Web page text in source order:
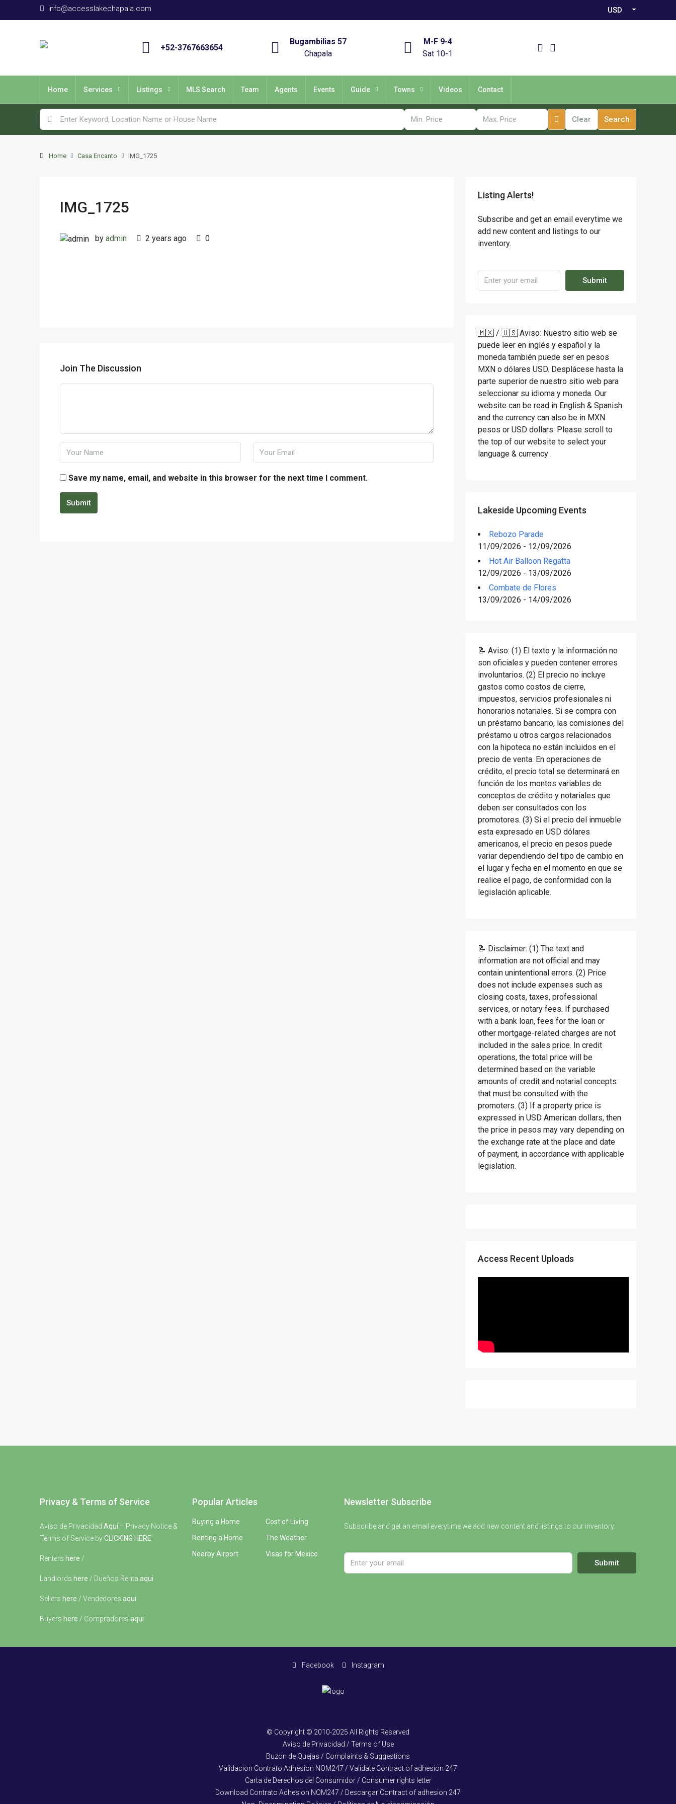
info@accesslakechapala.com USD
+52-3767663654
Bugambilias 57
Chapala
M-F 9-4
Sat 10-1
Home Services Listings MLS Search Team Agents Events Guide Towns Videos Contact
Clear Search
Home Casa Encanto IMG_1725
IMG_1725
by admin 2 years ago 0
Join The Discussion
Save my name, email, and website in this browser for the next time I comment.
Submit
Listing Alerts!
Subscribe and get an email everytime we
add new content and listings to our
inventory.
Submit
🇲🇽 / 🇺🇸 Aviso: Nuestro sitio web se
puede leer en inglés y español y la
moneda también puede ser en pesos
MXN o dólares USD. Desplácese hasta la
parte superior de nuestro sitio web para
seleccionar su idioma y moneda. Our
website can be read in English & Spanish
and the currency can also be in MXN
pesos or USD dollars. Please scroll to
the top of our website to select your
language & currency .
Lakeside Upcoming Events
Rebozo Parade
11/09/2026 - 12/09/2026
Hot Air Balloon Regatta
12/09/2026 - 13/09/2026
Combate de Flores
13/09/2026 - 14/09/2026
📝 Aviso: (1) El texto y la información no
son oficiales y pueden contener errores
involuntarios. (2) El precio no incluye
gastos como costos de cierre,
impuestos, servicios profesionales ni
honorarios notariales. Si se compra con
un préstamo bancario, las comisiones del
préstamo u otros cargos relacionados
con la hipoteca no están incluidos en el
precio de venta. En operaciones de
crédito, el precio total se determinará en
función de los montos variables de
conceptos de crédito y notariales que
deben ser consultados con los
promotores. (3) Si el precio del inmueble
esta expresado en USD dólares
americanos, el precio en pesos puede
variar dependiendo del tipo de cambio en
el lugar y fecha en el momento en que se
realice el pago, de conformidad con la
legislación aplicable.
📝 Disclaimer: (1) The text and
information are not official and may
contain unintentional errors. (2) Price
does not include expenses such as
closing costs, taxes, professional
services, or notary fees. If purchased
with a bank loan, fees for the loan or
other mortgage-related charges are not
included in the sales price. In credit
operations, the total price will be
determined based on the variable
amounts of credit and notarial concepts
that must be consulted with the
promoters. (3) If a property price is
expressed in USD American dollars, then
the price in pesos may vary depending on
the exchange rate at the place and date
of payment, in accordance with applicable
legislation.
Access Recent Uploads
Privacy & Terms of Service
Aviso de Privacidad Aqui – Privacy Notice &
Terms of Service byCLICKING HERE
Renters here /
Landlords here / Dueños Renta aqui
Sellers here / Vendedores aqui
Buyers here / Compradores aqui
Popular Articles
Buying a Home
Renting a Home
Nearby Airport
Cost of Living
The Weather
Visas for Mexico
Newsletter Subscribe
Subscribe and get an email everytime we add new content and listings to our inventory.
Submit
Facebook Instagram
© Copyright © 2010-2025 All Rights Reserved
Aviso de Privacidad / Terms of Use
Buzon de Quejas / Complaints & Suggestions
Validacion Contrato Adhesion NOM247 / Validate Contract of adhesion 247
Carta de Derechos del Consumidor / Consumer rights letter
Download Contrato Adhesion NOM247 / Descargar Contract of adhesion 247